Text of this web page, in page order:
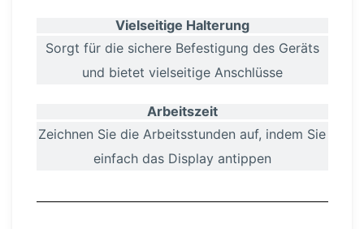
Vielseitige Halterung
Sorgt für die sichere Befestigung des Geräts
und bietet vielseitige Anschlüsse
Arbeitszeit
Zeichnen Sie die Arbeits­stunden auf, indem Sie
einfach das Display antippen